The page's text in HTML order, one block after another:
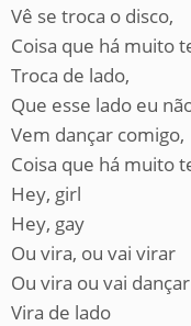
Vê se troca o disco,
Coisa que há muito
Troca de lado,
Que esse lado eu
Vem dançar comigo,
Coisa que há muito
Hey, girl
Hey, gay
Ou vira, ou vai virar
Ou vira ou vai
Vira de lado